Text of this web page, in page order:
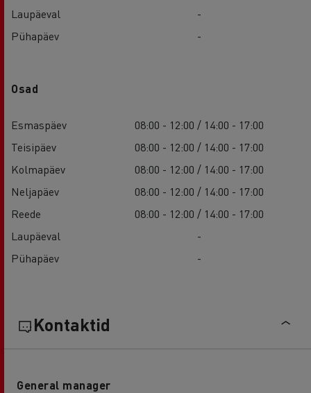
Laupäeval
-
Pühapäev
-
Osad
Esmaspäev
08:00 - 12:00 / 14:00 - 17:00
Teisipäev
08:00 - 12:00 / 14:00 - 17:00
Kolmapäev
08:00 - 12:00 / 14:00 - 17:00
Neljapäev
08:00 - 12:00 / 14:00 - 17:00
Reede
08:00 - 12:00 / 14:00 - 17:00
Laupäeval
-
Pühapäev
-
Kontaktid
General manager